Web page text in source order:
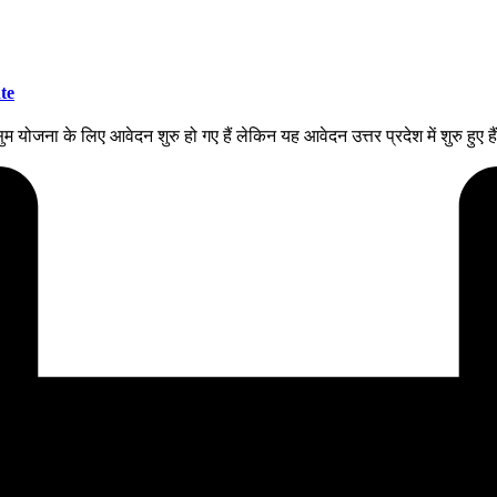
योजना के लिए आवेदन शुरु हो गए हैं लेकिन यह आवेदन उत्तर प्रदेश में शुरु हुए